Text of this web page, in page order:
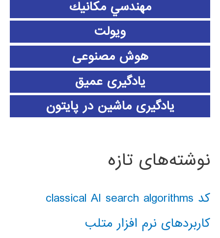
مهندسي مكانيك
ویولت
هوش مصنوعی
یادگیری عمیق
یادگیری ماشین در پایتون
نوشته‌های تازه
کد classical AI search algorithms
کاربردهای نرم افزار متلب